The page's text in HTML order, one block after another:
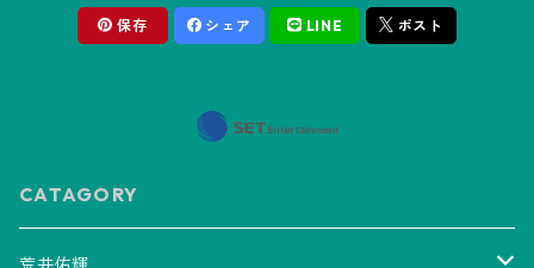
保存 シェア LINE ポスト
CATAGORY